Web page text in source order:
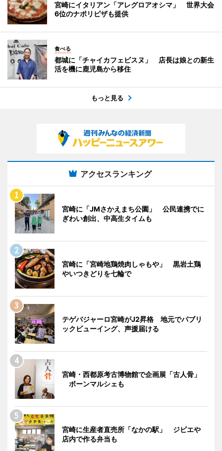
宮崎にイタリアン「アレグロアオシマ」 世界大会
6位のナポリピザも提供
食べる
都城に「チャイカフェビスヌ」 店長は娘との新生
活を機に鹿児島から移住
もっと見る
アクセスランキング
宮崎に「JMさかえまち公園」 公民連携でに
ぎわい創出、中高生タイムも
宮崎に「宮崎地鶏焼肉しゃもや」 黒岩土鶏
やいつきどりを七輪で
テゲバジャーロ宮崎がJ2昇格 地元でパブリ
ックビューイング、声援届ける
宮崎・西都原考古博物館で企画展「古人骨」
ボーンマルシェも
宮崎に生産者直売所「なかの駅」 ジビエや
店内で作る弁当も